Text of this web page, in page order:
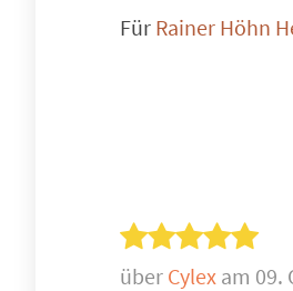
Für Rainer Höhn
über Cylex am 09.